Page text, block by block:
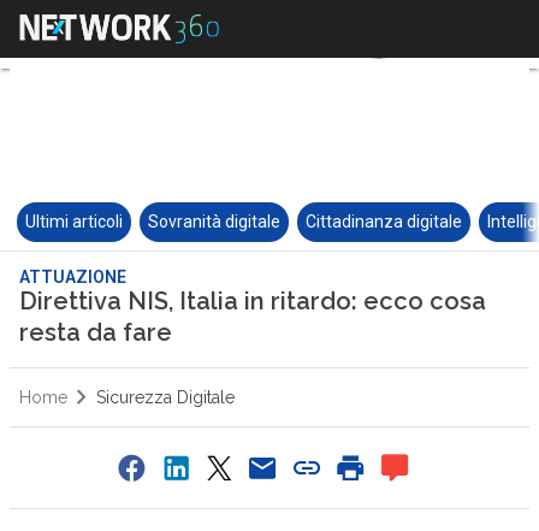
Ultimi articoli Sovranità digitale Cittadinanza digitale
ATTUAZIONE
Direttiva NIS, Italia in ritardo: ecco cosa
resta da fare
Home Sicurezza Digitale